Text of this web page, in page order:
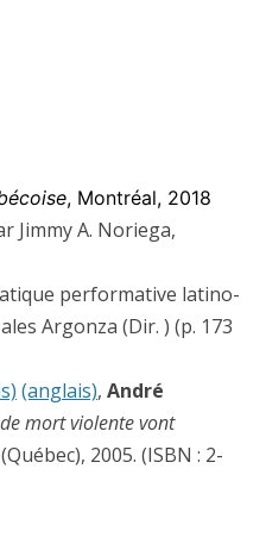
, Montréal, 2018
Jimmy A. Noriega,
performative latino-
Argonza (Dir. ) (p. 173
(anglais), André
mort violente vont
2005. (ISBN : 2-